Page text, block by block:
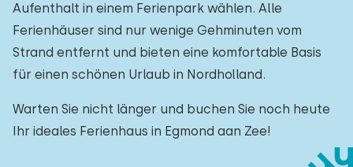
Aufenthalt in einem Ferienpark wählen. Alle
Ferienhäuser sind nur wenige Gehminuten vom
Strand entfernt und bieten eine komfortable Basis
für einen schönen Urlaub in Nordholland.
Warten Sie nicht länger und buchen Sie noch heute
Ihr ideales Ferienhaus in Egmond aan Zee!